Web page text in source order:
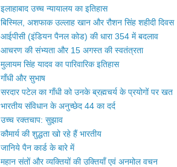
इलाहाबाद उच्च न्यायालय का इतिहास
बिस्मिल, अशफाक उल्लाह खान और रौशन सिंह शहीदी दिवस
आईपीसी (इंडियन पैनल कोड) की धारा 354 में बदलाव
आचरण की संभ्यता और 15 अगस्त की स्वतंत्रता
मुलायम सिंह यादव का पारिवारिक इतिहास
गाँधी और सुभाष
सरदार पटेल का गाँधी को उनके ब्रह्मचर्य के प्रयोगों पर खत
भारतीय संविधान के अनुच्छेद 44 का दर्द
उच्च रक्तचाप: सुझाव
कौमार्य की शुद्धता खो रहे हैं भारतीय
जानिये पैन कार्ड के बारे में
महान संतों और व्यक्तियों की उक्तियाँ एवं अनमोल वचन